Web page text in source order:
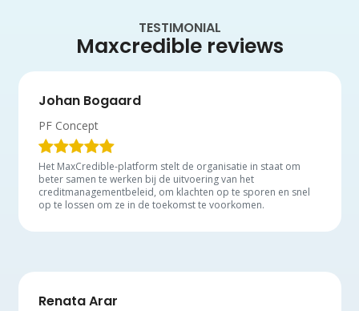
TESTIMONIAL
Maxcredible reviews
Johan Bogaard
PF Concept
Het MaxCredible-platform stelt de organisatie in staat om
beter samen te werken bij de uitvoering van het
creditmanagementbeleid, om klachten op te sporen en snel
op te lossen om ze in de toekomst te voorkomen.
Renata Arar